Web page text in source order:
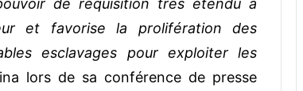
de réquisition très étendu à
et favorise la prolifération des
esclavages pour exploiter les
lors de sa conférence de presse